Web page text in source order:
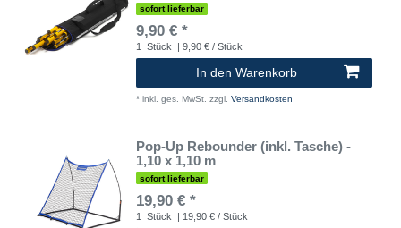
sofort lieferbar
9,90 € *
1 Stück | 9,90 € / Stück
In den Warenkorb
* inkl. ges. MwSt. zzgl. Versandkosten
Pop-Up Rebounder (inkl. Tasche) -
1,10 x 1,10 m
sofort lieferbar
19,90 € *
1 Stück | 19,90 € / Stück